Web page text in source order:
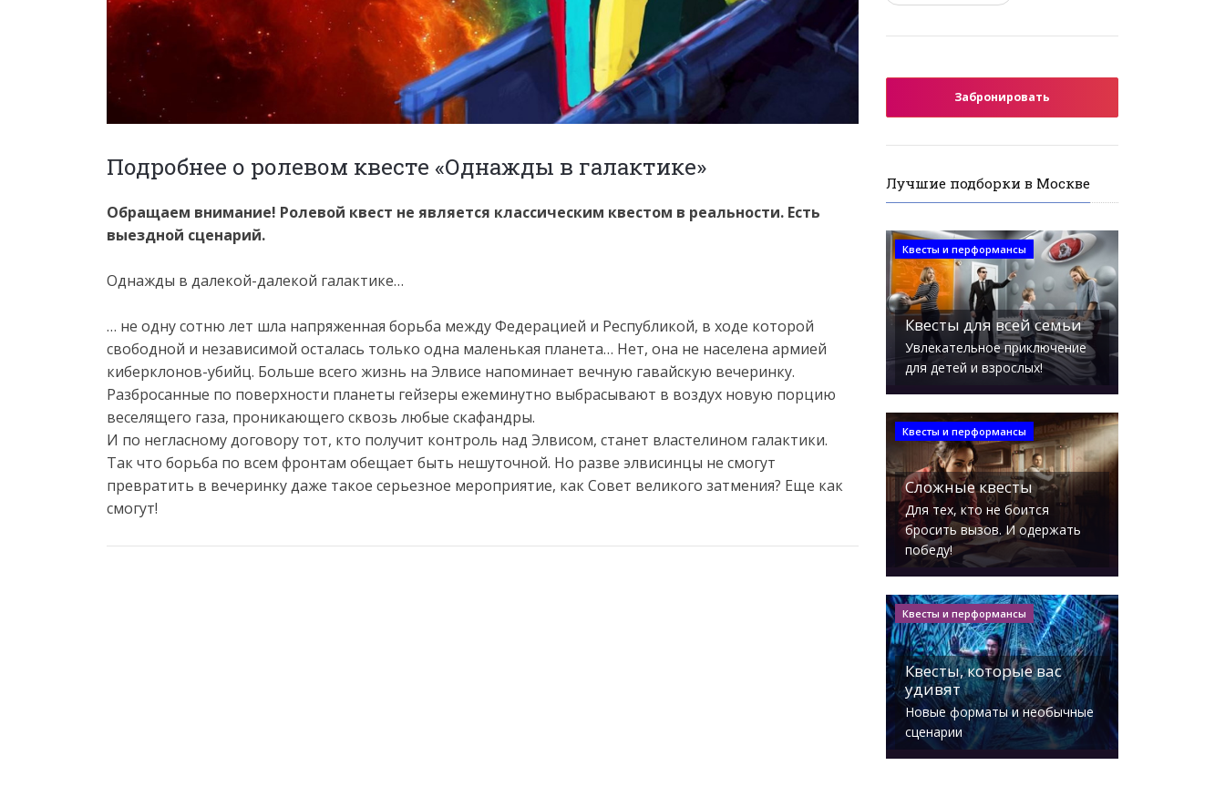
Подробнее о ролевом квесте «Однажды в галактике»
Обращаем внимание! Ролевой квест не является классическим квестом в реальности. Есть
выездной сценарий.
Однажды в далекой-далекой галактике…
… не одну сотню лет шла напряженная борьба между Федерацией и Республикой, в ходе которой
свободной и независимой осталась только одна маленькая планета… Нет, она не населена армией
киберклонов-убийц. Больше всего жизнь на Элвисе напоминает вечную гавайскую вечеринку.
Разбросанные по поверхности планеты гейзеры ежеминутно выбрасывают в воздух новую порцию
веселящего газа, проникающего сквозь любые скафандры.
И по негласному договору тот, кто получит контроль над Элвисом, станет властелином галактики.
Так что борьба по всем фронтам обещает быть нешуточной. Но разве элвисинцы не смогут
превратить в вечеринку даже такое серьезное мероприятие, как Совет великого затмения? Еще как
смогут!
Забронировать
Лучшие подборки в Москве
Квесты и перформансы
Квесты для всей семьи
Увлекательное приключение
для детей и взрослых!
Квесты и перформансы
Сложные квесты
Для тех, кто не боится
бросить вызов. И одержать
победу!
Квесты и перформансы
Квесты, которые вас
удивят
Новые форматы и необычные
сценарии